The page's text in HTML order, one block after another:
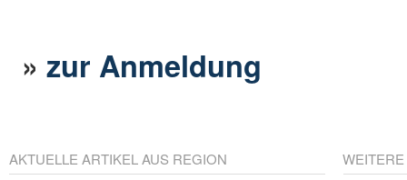
»zur Anmeldung
AKTUELLE ARTIKEL AUS REGION